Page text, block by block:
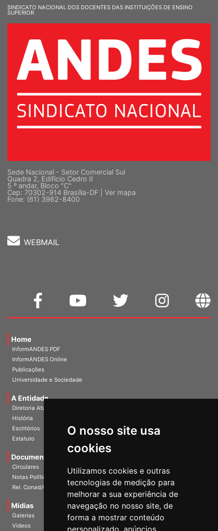
O nosso site usa
cookies
Utilizamos cookies e outras
tecnologias de medição para
melhorar a sua experiência de
navegação no nosso site, de
forma a mostrar conteúdo
personalizado, anúncios
SINDICATO NACIONAL DOS DOCENTES DAS INSTITUIÇÕES DE ENSINO
SUPERIOR
Sede Nacional - Setor Comercial Sul
Quadra 2, Edifício Cedro II
5 º andar, Bloco "C"
Cep: 70302-914 Brasília-DF | Ver mapa
Fone: (61) 3962-8400
WEBMAIL
Home
InformANDES PDF
InformANDES Online
Publicações
Universidade e Sociedade
A Entidade
Diretoria Atual
História
Escritórios
Estatuto
Documentos
Circulares
Notas Políticas
Rel. Conad/Congresso
Mídias
Galerias
Vídeos